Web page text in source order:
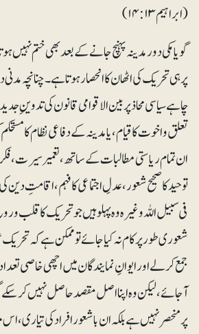
(ابراہیم ۱۴:۱۳)
گویا مکی دور مدینہ پہنچ جانے کے بعد بھی ختم نہیں
پر ہی تحریک کی اٹھان کا انحصار ہوتا ہے ۔چنانچہ
چاہے سیاسی محاذ پر بین الاقوامی قانون کی تدوینِ
تعلق و اخوت کا قیام ، یا مدینہ کے دفاعی نظام کا
ان تمام ریاستی مطالبات کے ساتھ ، تعمیر سیرت ،
توحید کا صحیح شعور ، عدلِ اجتماعی کا فہم ، اقامتِ دین
فی سبیل اللہ وغیرہ وہ پہلو ہیں جو تحریک کا قلب و
شعوری طور پر کام نہ کیا جائے تو ممکن ہے کہ
جمع کر لے اور ایوانِ نمایندگان میں اچھی خاصی
آجائے ، لیکن وہ اپنا اصل مقصد حاصل نہیں کر سکے
پرمنحصر نہیں ہے بلکہ ان باشعور افراد کی تیاری ، اس